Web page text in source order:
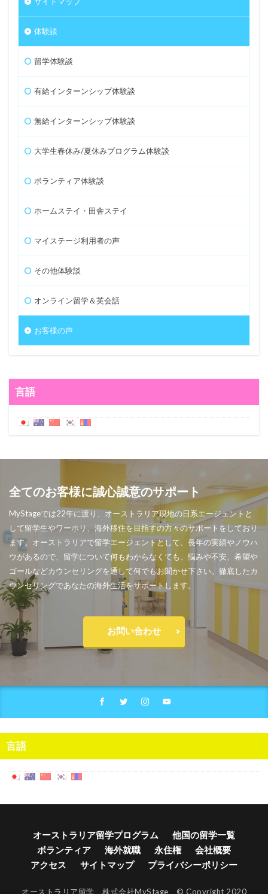
体験談
留学体験談
有給インターンシップ体験談
無給インターンシップ体験談
大学生春休み/夏休みプログラム体験談
ボランティア体験談
ホームステイ・田舎ステイ
マイステージ利用者の声
その他体験談
オンライン留学＆英会話
お客様の声
言語
全てのお客様に誠心誠意のサポート
MyStageでは22年に渡り、オーストラリア現地の日系エージェントと
して留学生やワーホリ、海外移住を目指すの方々のサポートをしており
ます。オーストラリアで留学エージェントとして、長年の実績やノウハ
ウがあるので、留学について何もわからなくても、悩みや不安、希望や
ゴールなどカウンセリングを通して何でもお聞かせ下さい。徹底したカ
ウンセリングであなたの海外生活をサポートします。
お問い合わせ
言語
オーストラリア留学プログラム
他国の留学一覧
ボランティア
海外就職 永住権
会社概要
アクセス
サイトマップ プライバシーポリシー
オーストラリア留学 株式会社MyStage © Copyright 2020